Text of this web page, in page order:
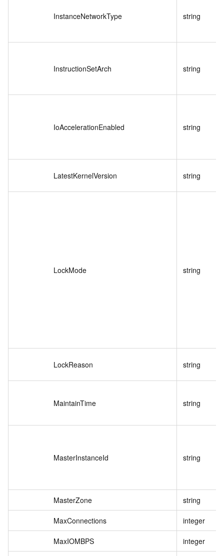
InstanceNetworkType string
InstructionSetArch string
IoAccelerationEnabled string
LatestKernelVersion string
LockMode string
LockReason string
MaintainTime string
MasterInstanceId string
MasterZone string
MaxConnections integer
MaxIOMBPS integer